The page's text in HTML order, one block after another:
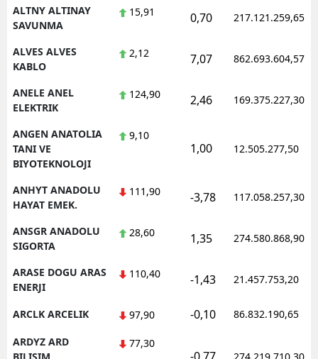
ALTNY ALTINAY
SAVUNMA
15,91 0,70 217.121.259,65
ALVES ALVES
KABLO
2,12 7,07 862.693.604,57
ANELE ANEL
ELEKTRIK
124,90 2,46 169.375.227,30
ANGEN ANATOLIA
TANI VE
BIYOTEKNOLOJI
9,10
1,00 12.505.277,50
ANHYT ANADOLU
HAYAT EMEK.
111,90 -3,78 117.058.257,30
ANSGR ANADOLU
SIGORTA
28,60 1,35 274.580.868,90
ARASE DOGU ARAS
ENERJI
110,40 -1,43 21.457.753,20
ARCLK ARCELIK 97,90 -0,10 86.832.190,65
ARDYZ ARD
77,30